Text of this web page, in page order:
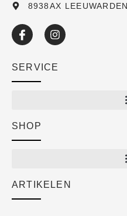
8938AX
SERVICE
SHOP
ARTIKELEN